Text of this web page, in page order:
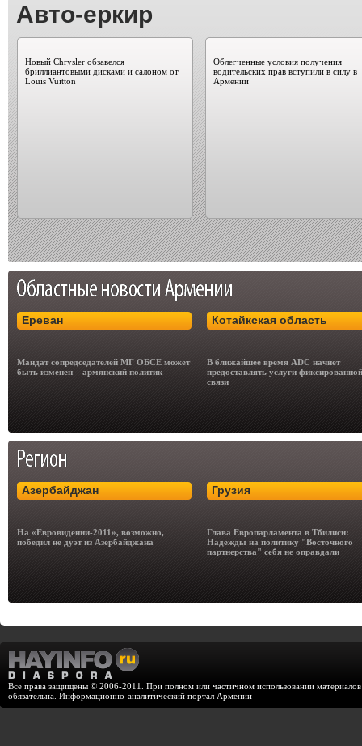
Авто-еркир
Новый Chrysler обзавелся
бриллиантовыми дисками и салоном от
Louis Vuitton
Облегченные условия получения
водительских прав вступили в силу в
Армении
Ереван
Мандат сопредседателей МГ ОБСЕ может
быть изменен – армянский политик
Котайкская область
В ближайшее время ADC начнет
предоставлять услуги фиксированной
связи
Азербайджан
На «Евровидении-2011», возможно,
победил не дуэт из Азербайджана
Грузия
Глава Европарламента в Тбилиси:
Надежды на политику "Восточного
партнерства" себя не оправдали
Все права защищены © 2006-2011. При полном или частичном использовании
обязательна. Информационно-аналитический портал Армении